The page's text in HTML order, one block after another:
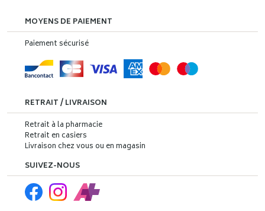
MOYENS DE PAIEMENT
Paiement sécurisé
RETRAIT / LIVRAISON
Retrait à la pharmacie
Retrait en casiers
Livraison chez vous ou en magasin
SUIVEZ-NOUS